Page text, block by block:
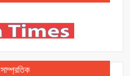
সাম্প্রতিক